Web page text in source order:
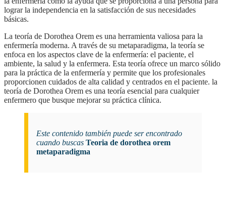
lograr la independencia en la satisfacción de sus necesidades
básicas.
la teoría de Dorothea Orem es una herramienta valiosa para la
enfermería moderna. A través de su metaparadigma, la teoría se
enfoca en los aspectos clave de la enfermería: el paciente, el
ambiente, la salud y la enfermera. Esta teoría ofrece un marco sólido
para la práctica de la enfermería y permite que los profesionales
proporcionen cuidados de alta calidad y centrados en el paciente. la
teoría de Dorothea Orem es una teoría esencial para cualquier
enfermero que busque mejorar su práctica clínica.
Este contenido también puede ser encontrado
cuando buscas Teoria de dorothea orem
metaparadigma